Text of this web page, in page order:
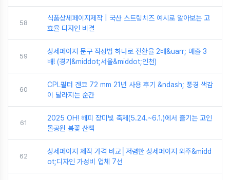
58
식품상세페이지제작 | 국산 스트링치즈 예시로 알아보는 고
효율 디자인 비결
59
상세페이지 문구 작성법 하나로 전환율 2배&uarr; 매출 3
배! (경기&middot;서울&middot;인천)
60
CPL필터 겐코 72 mm 21년 사용 후기 &ndash; 풍경 색감
이 달라지는 순간
61
2025 OH! 해피 장미빛 축제(5.24.~6.1.)에서 즐기는 고인
돌공원 봄꽃 산책
62
상세페이지 제작 가격 비교│저렴한 상세페이지 외주&midd
ot;디자인 가성비 업체 7선